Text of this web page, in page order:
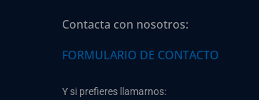
Contacta con nosotros:
FORMULARIO DE CONTACTO
Y si prefieres llamarnos: